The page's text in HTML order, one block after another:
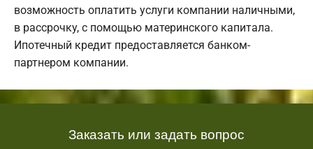
возможность оплатить услуги компании наличными,
в рассрочку, с помощью материнского капитала.
Ипотечный кредит предоставляется банком-
партнером компании.
Заказать или задать вопрос